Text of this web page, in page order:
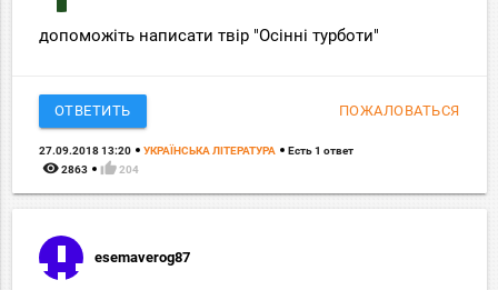
допоможіть написати твір "Осінні турботи"
ОТВЕТИТЬ ПОЖАЛОВАТЬСЯ
27.09.2018 13:20 УКРАЇНСЬКА ЛІТЕРАТУРА Есть 1 ответ
remove_red_eye 2863 thumb_up 204
esemaverog87